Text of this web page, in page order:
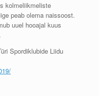
kolmeliikmeliste
peab olema naissoost.
uuel hooajal kuus
Spordiklubide Liidu